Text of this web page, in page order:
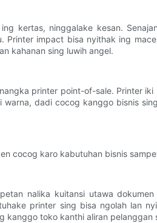
kertas, ninggalake kesan.
impact bisa nyithak ing
kahanan sing luwih angel.
printer point-of-sale. Printer
dadi cocog kanggo bisnis
cocog karo kabutuhan bisnis
nalika kuitansi utawa
printer sing bisa ngolah lan
kanggo toko kanthi aliran pelanggan